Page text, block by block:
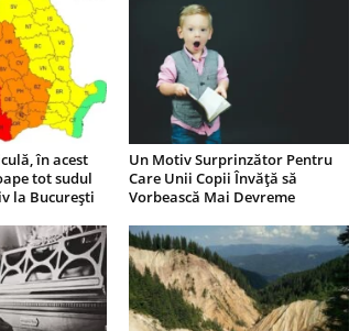
în acest
tot sudul
la București
Un Motiv Surprinzător Pentru
Care Unii Copii Învăță să
Vorbească Mai Devreme